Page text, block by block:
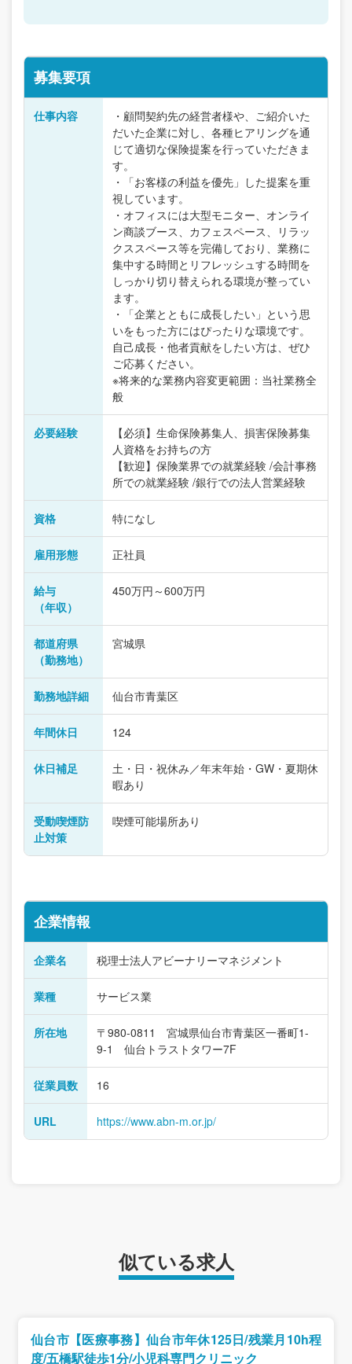
募集要項
仕事内容
・顧問契約先の経営者様や、ご紹介いた
だいた企業に対し、各種ヒアリングを通
じて適切な保険提案を行っていただきま
す。
・「お客様の利益を優先」した提案を重
視しています。
・オフィスには大型モニター、オンライ
ン商談ブース、カフェスペース、リラッ
クススペース等を完備しており、業務に
集中する時間とリフレッシュする時間を
しっかり切り替えられる環境が整ってい
ます。
・「企業とともに成長したい」という思
いをもった方にはぴったりな環境です。
自己成長・他者貢献をしたい方は、ぜひ
ご応募ください。
※将来的な業務内容変更範囲：当社業務全
般
必要経験
【必須】生命保険募集人、損害保険募集
人資格をお持ちの方
【歓迎】保険業界での就業経験 /会計事務
所での就業経験 /銀行での法人営業経験
資格 特になし
雇用形態 正社員
給与
（年収）
450万円～600万円
都道府県
（勤務地）
宮城県
勤務地詳細 仙台市青葉区
年間休日 124
休日補足
土・日・祝休み／年末年始・GW・夏期休
暇あり
受動喫煙防
止対策
喫煙可能場所あり
企業情報
企業名 税理士法人アビーナリーマネジメント
業種 サービス業
所在地
〒980-0811 宮城県仙台市青葉区一番町1-
9-1 仙台トラストタワー7F
従業員数 16
URL https://www.abn-m.or.jp/
似ている求人
仙台市【医療事務】仙台市年休125日/残業月10h程
度/五橋駅徒歩1分/小児科専門クリニック